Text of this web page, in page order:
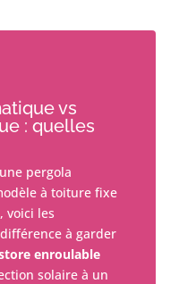
vs
: quelles
pergola
à toiture fixe
voici les
à garder
enroulable
solaire à un